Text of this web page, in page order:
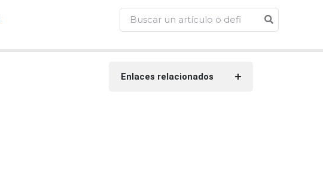
Enlaces relacionados